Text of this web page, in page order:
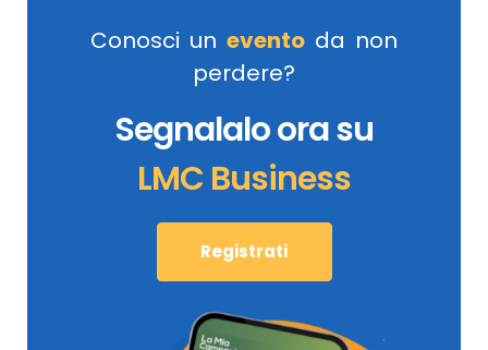
Conosci un evento da non
perdere?
Segnalalo ora su
LMC Business
Registrati